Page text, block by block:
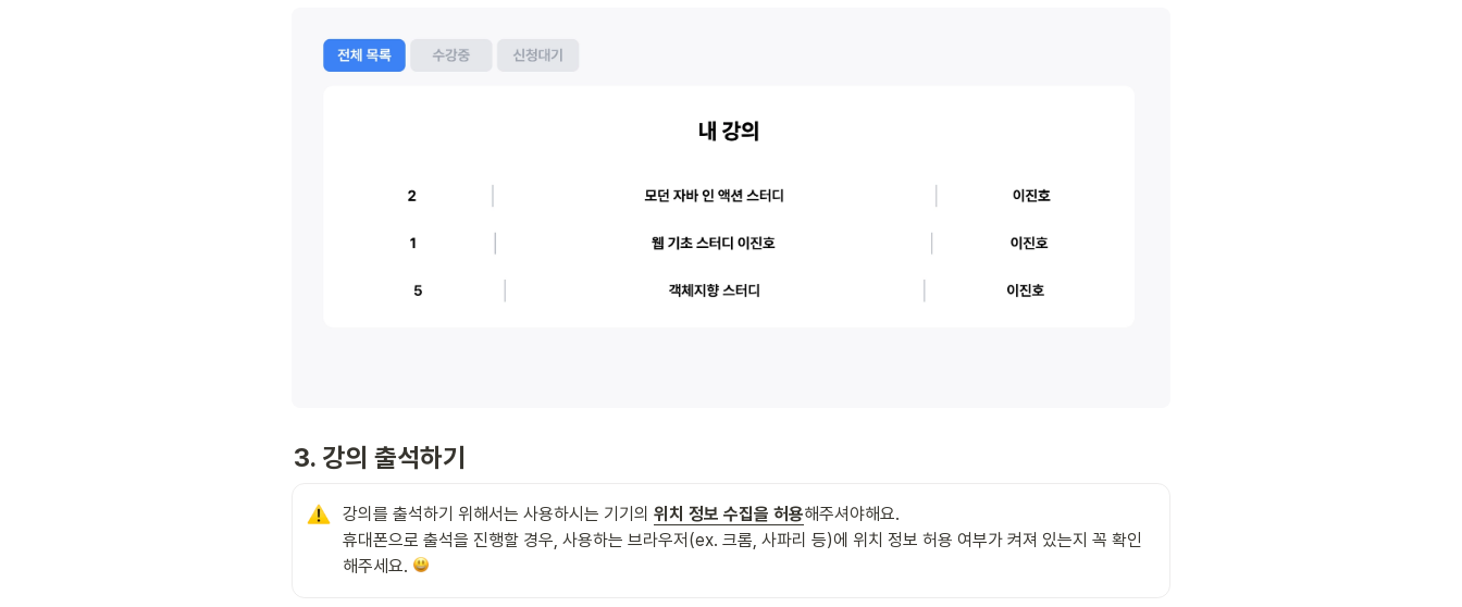
3. 강의 출석하기
강의를 출석하기 위해서는 사용하시는 기기의 위치 정보 수집을 허용해주셔야해요.
휴대폰으로 출석을 진행할 경우, 사용하는 브라우저(ex. 크롬, 사파리 등)에 위치 정보 허용 여부가 켜져 있는지 꼭 확인
해주세요.